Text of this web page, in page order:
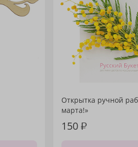
Открытка ручной
марта!»
150₽